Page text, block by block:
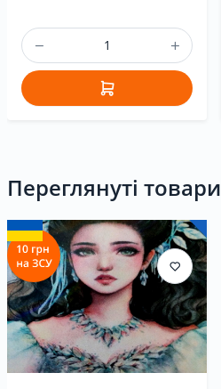
Переглянуті товари